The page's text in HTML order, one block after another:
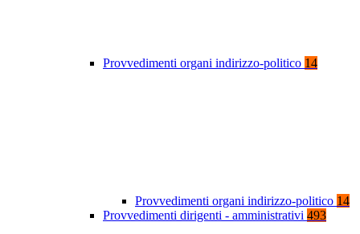
Provvedimenti organi indirizzo-politico 14
Provvedimenti organi indirizzo-politico 14
Provvedimenti dirigenti - amministrativi 493